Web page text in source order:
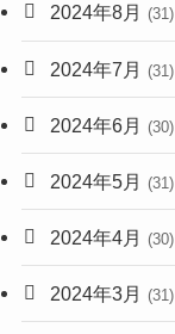
2024年8月 (31)
2024年7月 (31)
2024年6月 (30)
2024年5月 (31)
2024年4月 (30)
2024年3月 (31)